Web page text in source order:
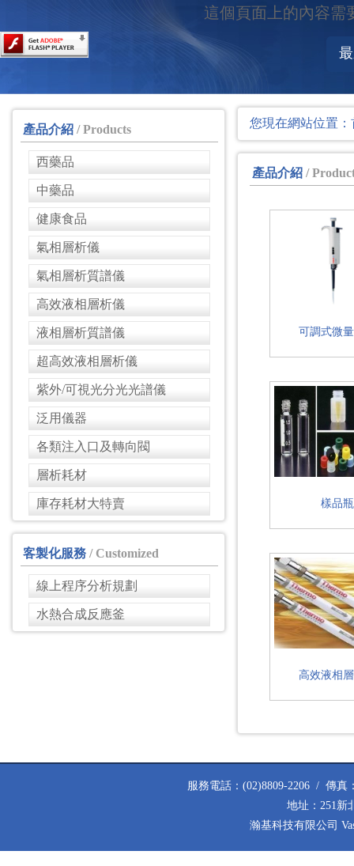
這個頁面上的內容需
產品介紹 / Products
西藥品
中藥品
健康食品
氣相層析儀
氣相層析質譜儀
高效液相層析儀
液相層析質譜儀
超高效液相層析儀
紫外/可視光分光光譜儀
泛用儀器
各類注入口及轉向閥
層析耗材
庫存耗材大特賣
客製化服務 / Customized
線上程序分析規劃
水熱合成反應釜
您現在網站位置：
產品介紹 /
可調式微
樣品瓶
高效液相
服務電話：(02)8809-2206 / 傳真
地址：251新
瀚基科技有限公司